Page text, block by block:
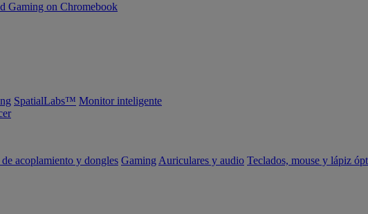
Gaming on Chromebook
SpatialLabs™ Monitor inteligente
de acoplamiento y dongles Gaming Auriculares y audio Teclados, mouse y lápiz